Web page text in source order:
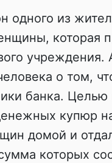
одного из
которая
учреждения.
о том,
банка. Целью
купюр
домой и
которых